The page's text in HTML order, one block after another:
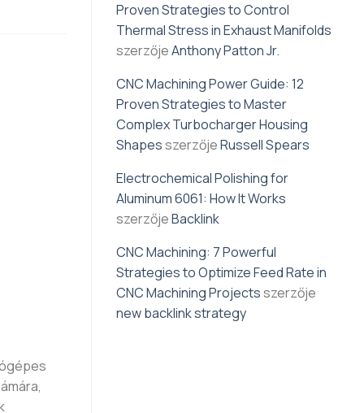
Proven Strategies to Control
Thermal Stress in Exhaust Manifolds
szerzőjeAnthony Patton Jr.
CNC Machining Power Guide: 12
Proven Strategies to Master
Complex Turbocharger Housing
ShapesszerzőjeRussell Spears
Electrochemical Polishing for
Aluminum 6061: How It Works
szerzőjeBacklink
CNC Machining: 7 Powerful
Strategies to Optimize Feed Rate in
CNC Machining Projectsszerzője
new backlink strategy